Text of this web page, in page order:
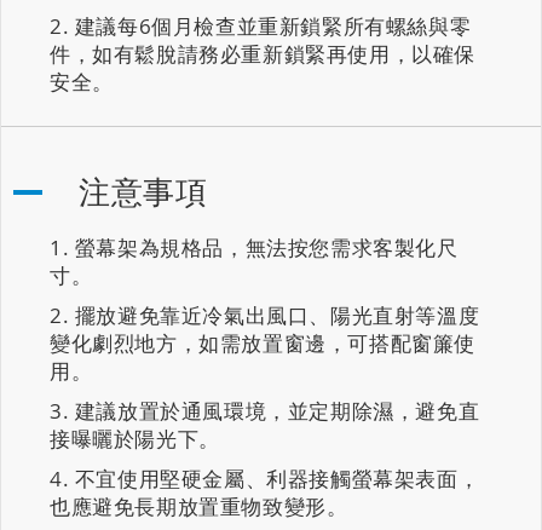
建議每6個月檢查並重新鎖緊所有螺絲與零
件，如有鬆脫請務必重新鎖緊再使用，以確保
安全。
注意事項
螢幕架為規格品，無法按您需求客製化尺
寸。
擺放避免靠近冷氣出風口、陽光直射等溫度
變化劇烈地方，如需放置窗邊，可搭配窗簾使
用。
建議放置於通風環境，並定期除濕，避免直
接曝曬於陽光下。
不宜使用堅硬金屬、利器接觸螢幕架表面，
也應避免長期放置重物致變形。